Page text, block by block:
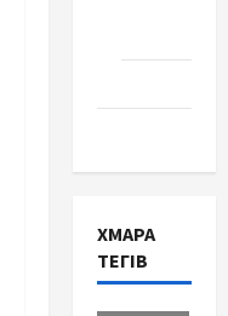
ХМАРА
ТЕГІВ